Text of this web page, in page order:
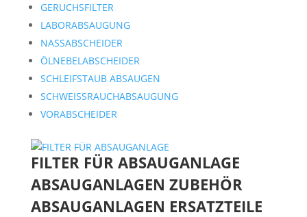
GERUCHSFILTER
LABORABSAUGUNG
NASSABSCHEIDER
ÖLNEBELABSCHEIDER
SCHLEIFSTAUB ABSAUGEN
SCHWEISSRAUCHABSAUGUNG
VORABSCHEIDER
FILTER FÜR ABSAUGANLAGE
ABSAUGANLAGEN ZUBEHÖR
ABSAUGANLAGEN ERSATZTEILE